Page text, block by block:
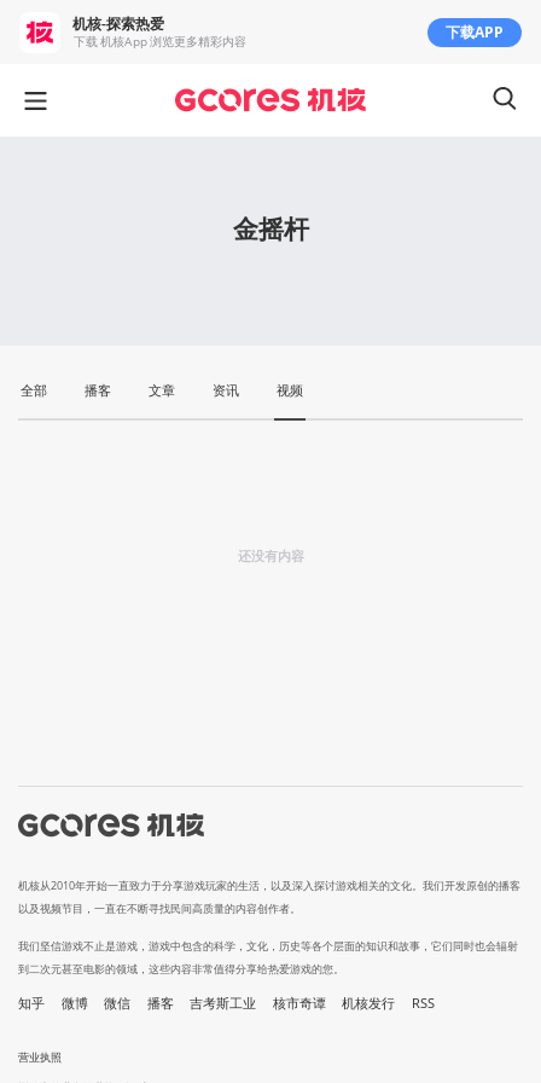
金摇杆
全部 播客 文章 资讯 视频
还没有内容
机核从2010年开始一直致力于分享游戏玩家的生活，以及深入探讨游戏相关的文化。我们开发原创的播客
以及视频节目，一直在不断寻找民间高质量的内容创作者。
我们坚信游戏不止是游戏，游戏中包含的科学，文化，历史等各个层面的知识和故事，它们同时也会辐射
到二次元甚至电影的领域，这些内容非常值得分享给热爱游戏的您。
知乎 微博 微信 播客 吉考斯工业 核市奇谭 机核发行 RSS
营业执照
机核-探索热爱
下载 机核App 浏览更多精彩内容 下载APP